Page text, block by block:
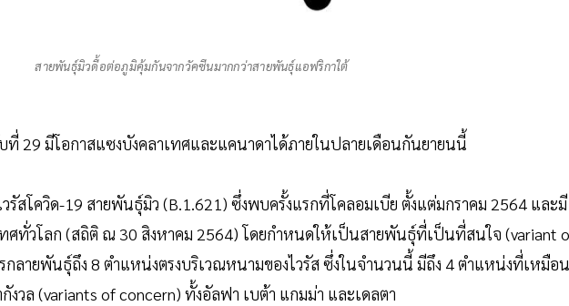
สายพันธุ์มิวดื้อต่อภูมิคุ้มกันจากวัคซีนมากกว่าสายพันธุ์แอฟริกาใต้
ที่ 29 มีโอกาสแซงบังคลาเทศและแคนาดาได้ภายในปลายเดือนกันยายนนี้
รัสโควิด-19 สายพันธุ์มิว (B.1.621) ซึ่งพบครั้งแรกที่โคลอมเบีย ตั้งแต่มกราคม 2564 และมี
ศทั่วโลก (สถิติ ณ 30 สิงหาคม 2564) โดยกำหนดให้เป็นสายพันธุ์ที่เป็นที่สนใจ (variant
ลายพันธุ์ถึง 8 ตำแหน่งตรงบริเวณหนามของไวรัส ซึ่งในจำนวนนี้ มีถึง 4 ตำแหน่งที่เหมือน
ล (variants of concern) ทั้งอัลฟา เบต้า แกมม่า และเดลตา